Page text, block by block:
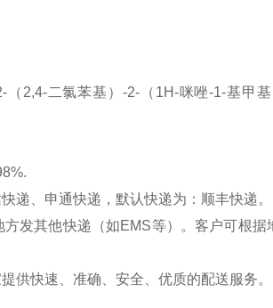
2,4-二氯苯基）-2-（1H-咪唑-1-基甲
递、申通快递，默认快递为：顺丰快递。
发其他快递（如EMS等）。客户可根
供快速、准确、安全、优质的配送服务。